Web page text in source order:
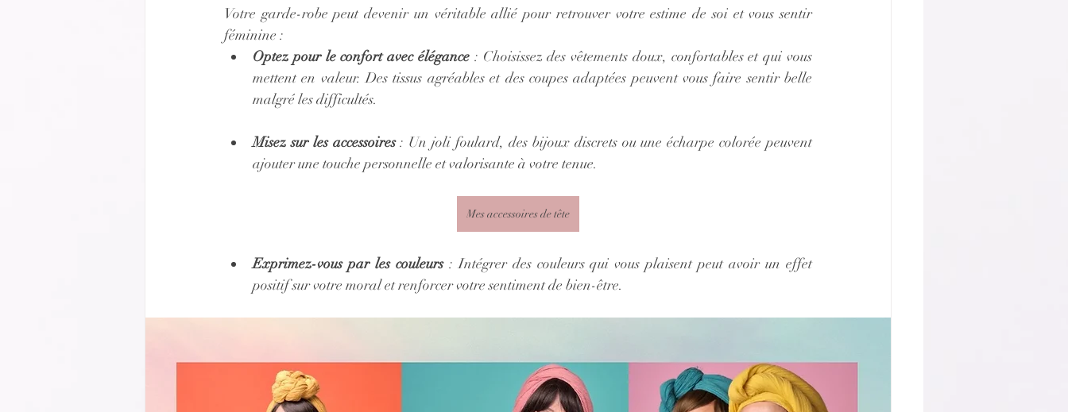
Votre garde-robe peut devenir un véritable allié pour retrouver votre estime de soi et vous sentir
féminine :
Optez pour le confort avec élégance : Choisissez des vêtements doux, confortables et qui vous
mettent en valeur. Des tissus agréables et des coupes adaptées peuvent vous faire sentir belle
malgré les difficultés.
Misez sur les accessoires : Un joli foulard, des bijoux discrets ou une écharpe colorée peuvent
ajouter une touche personnelle et valorisante à votre tenue.
Mes accessoires de tête
Exprimez-vous par les couleurs : Intégrer des couleurs qui vous plaisent peut avoir un effet
positif sur votre moral et renforcer votre sentiment de bien-être.